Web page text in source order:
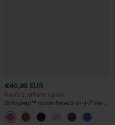
€40,95 EUR
Kaufe 2, erhalte 1 gratis
Softlyzero™ rückenfreies 2-in-1-Flare-
Trainingskleid – Wannabe – Easy Peezy